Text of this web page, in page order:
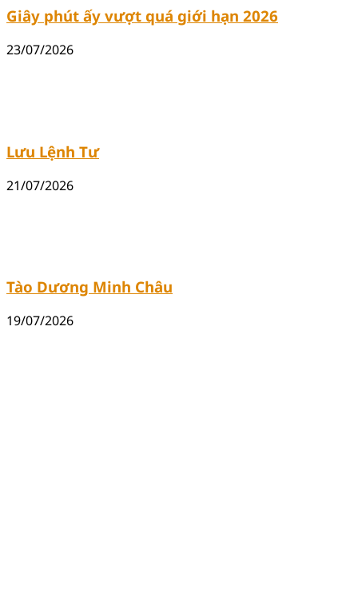
Giây phút ấy vượt quá giới hạn 2026
23/07/2026
Lưu Lệnh Tư
21/07/2026
Tào Dương Minh Châu
19/07/2026